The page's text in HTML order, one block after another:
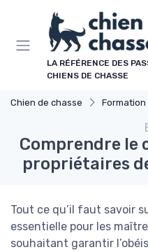
LA RÉFÉRENCE DES
CHIENS DE CHASSE
Chien de chasse
Comprendre le
propriétaires
Tout ce qu’il faut savoir
essentielle pour les
souhaitant garantir
Panneau de gestion des